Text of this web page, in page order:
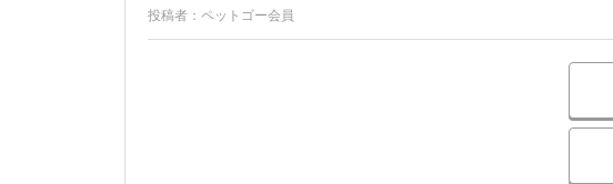
投稿者：ペットゴー会員